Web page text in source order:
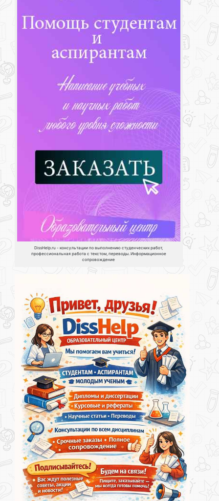
DissHelp.ru - консультации по выполнению студенческих работ,
профессиональная работа с текстом, переводы. Информационное
сопровождение